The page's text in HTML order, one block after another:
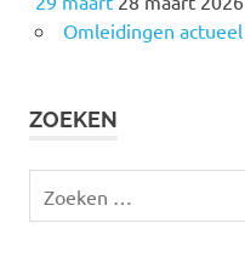
Omleidingen actueel
ZOEKEN